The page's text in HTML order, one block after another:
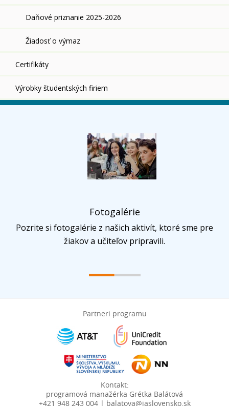
Daňové priznanie 2025-2026
Žiadosť o výmaz
Certifikáty
Výrobky študentských firiem
Fotogalérie
Pozrite si fotogalérie z našich aktivít, ktoré sme pre
žiakov a učiteľov pripravili.
Partneri programu
Kontakt:
programová manažérka Grétka Balátová
+421 948 243 004 | balatova@jaslovensko.sk